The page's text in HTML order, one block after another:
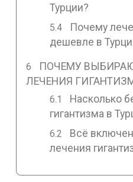
Турции?
Почему
дешевле в
ПОЧЕМУ
ЛЕЧЕНИЯ
Насколько
гигантизма в
Всё
лечения